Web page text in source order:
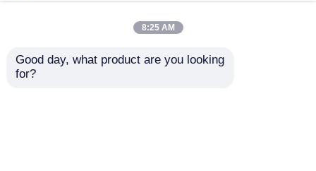
8:25 AM
Good day, what product are you looking
for?